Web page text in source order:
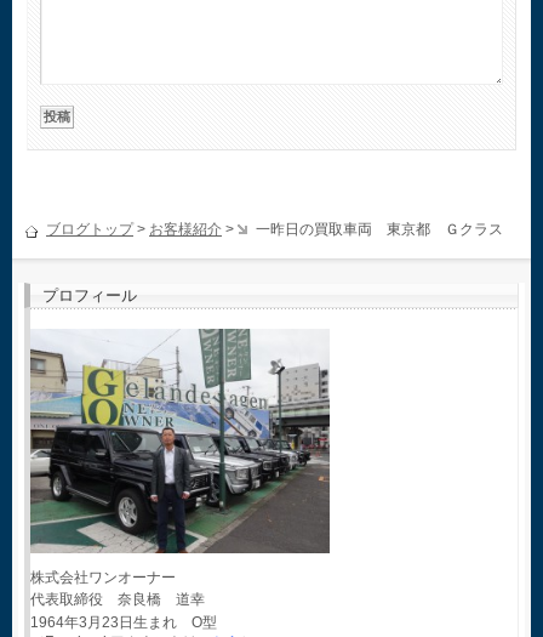
ブログトップ> お客様紹介 > 一昨日の買取車両 東京都 Ｇクラス
プロフィール
株式会社ワンオーナー
代表取締役 奈良橋 道幸
1964年3月23日生まれ O型